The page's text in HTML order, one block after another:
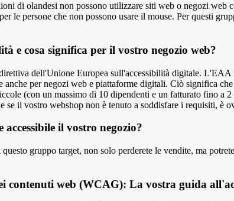
di olandesi non possono utilizzare siti web o negozi
le persone che non possono usare il mouse. Per questi
e cosa significa per il vostro negozio web?
dell'Unione Europea sull'accessibilità digitale.
anche per negozi web e piattaforme digitali. Ciò significa
(con un massimo di 10 dipendenti e un fatturato fino
se il vostro webshop non è tenuto a soddisfare i requisiti, è
accessibile il vostro negozio?
gruppo target, non solo perderete le vendite, ma
contenuti web (WCAG): La vostra guida